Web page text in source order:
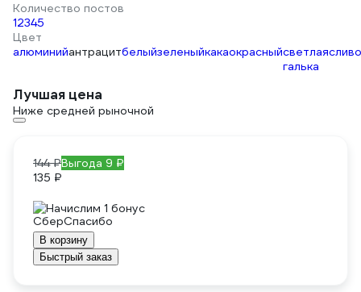
Количество постов
12345
Цвет
алюминийантрацитбелыйзеленыйкакаокрасныйсветлая
галька
Лучшая цена
Ниже средней рыночной
144 ₽Выгода 9 ₽
135 ₽
Начислим 1 бонус
В корзину
Быстрый заказ